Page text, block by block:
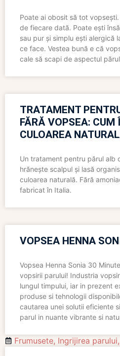
Poate ai obosit să tot
de fiecare dată. Poate ești
sau pur și simplu ești alergică
ce face. Vestea bună e că
cale să scapi de aspectul
TRATAMENT
FĂRĂ VOPSEA: CUM
CULOAREA
Un tratament pentru părul alb
hrănește scalpul și lasă
culoarea naturală. Fără
fabricat în Italia.
VOPSEA HENNA
Vopsea Henna Sonia 30
vopsirii parului! Industria
lungul timpului, iar in prezent
produse si tehnologii
cautarea unei solutii eficiente
parul in nuante vibrante si
Frumusete, Ingrijirea parului,